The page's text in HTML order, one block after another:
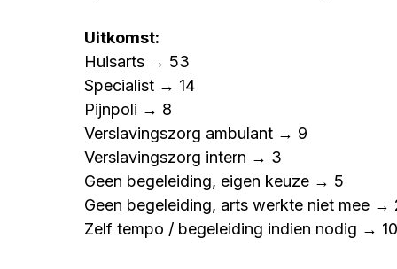
Uitkomst:
Huisarts → 53
Specialist → 14
Pijnpoli → 8
Verslavingszorg ambulant → 9
Verslavingszorg intern → 3
Geen begeleiding, eigen keuze → 5
Geen begeleiding, arts werkte niet mee →
Zelf tempo / begeleiding indien nodig → 10